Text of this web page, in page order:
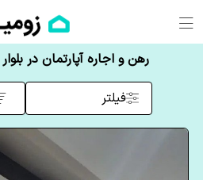
رهن و اجاره آپارتمان در
فیلتر